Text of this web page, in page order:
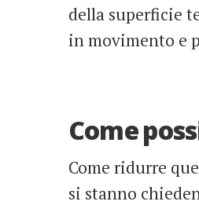
della superficie
in movimento e
Come
Come ridurre
si stanno